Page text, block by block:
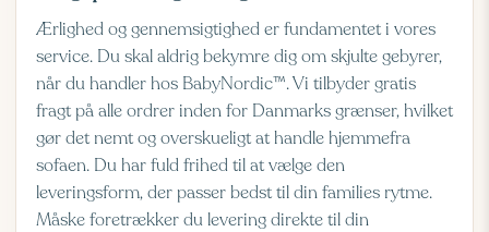
Ærlighed og gennemsigtighed er fundamentet i vores
service. Du skal aldrig bekymre dig om skjulte gebyrer,
når du handler hos BabyNordic™. Vi tilbyder gratis
fragt på alle ordrer inden for Danmarks grænser, hvilket
gør det nemt og overskueligt at handle hjemmefra
sofaen. Du har fuld frihed til at vælge den
leveringsform, der passer bedst til din families rytme.
Måske foretrækker du levering direkte til din